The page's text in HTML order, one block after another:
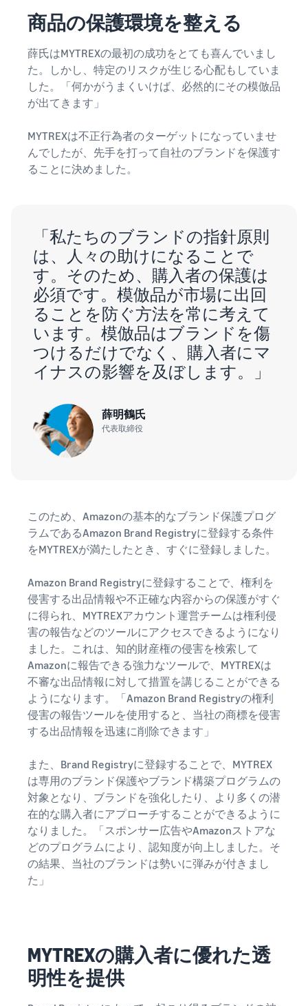
Amazon
出品ブ
Amazon出
品サービス
公式が提供
するネット
Amazon出
品お役立ち
情報（ブロ
グ記事）を
商品の保護環境を整える
薛氏はMYTREXの最初の成功をとても喜んでいまし
た。しかし、特定のリスクが生じる心配もしていま
した。「何かがうまくいけば、必然的にその模倣品
が出てきます」
MYTREXは不正行為者のターゲットになっていませ
んでしたが、先手を打って自社のブランドを保護す
ることに決めました。
「私たちのブランドの指針原則
は、人々の助けになることで
す。そのため、購入者の保護は
必須です。模倣品が市場に出回
ることを防ぐ方法を常に考えて
います。模倣品はブランドを傷
つけるだけでなく、購入者にマ
イナスの影響を及ぼします。」
薛明鶴氏
代表取締役
このため、Amazonの基本的なブランド保護プログ
ラムであるAmazon Brand Registryに登録する条件
をMYTREXが満たしたとき、すぐに登録しました。
Amazon Brand Registryに登録することで、権利を
侵害する出品情報や不正確な内容からの保護がすぐ
に得られ、MYTREXアカウント運営チームは権利侵
害の報告などのツールにアクセスできるようになり
ました。これは、知的財産権の侵害を検索して
Amazonに報告できる強力なツールで、MYTREXは
不審な出品情報に対して措置を講じることができる
ようになります。「Amazon Brand Registryの権利
侵害の報告ツールを使用すると、当社の商標を侵害
する出品情報を迅速に削除できます」
また、Brand Registryに登録することで、MYTREX
は専用のブランド保護やブランド構築プログラムの
対象となり、ブランドを強化したり、より多くの潜
在的な購入者にアプローチすることができるように
なりました。「スポンサー広告やAmazonストアな
どのプログラムにより、認知度が向上しました。そ
の結果、当社のブランドは勢いに弾みが付きまし
た」
MYTREXの購入者に優れた透
明性を提供